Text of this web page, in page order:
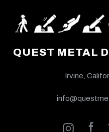
QUEST METAL
Irvine,